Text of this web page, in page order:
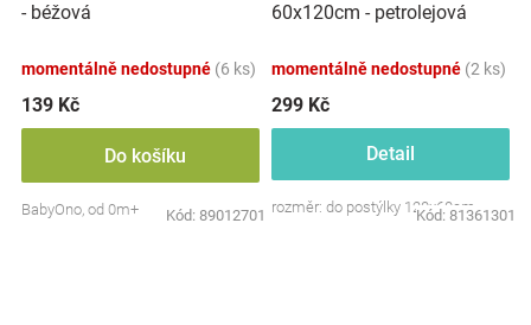
- béžová
momentálně nedostupné (6 ks)
139 Kč
Do košíku
BabyOno, od 0m+ Kód: 89012701
60x120cm - petrolejová
momentálně nedostupné (2 ks)
299 Kč
Detail
rozměr: do postýlky 120x60cm
Kód: 81361301